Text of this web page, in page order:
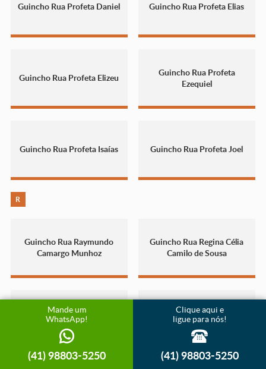
Guincho Rua Profeta Daniel Guincho Rua Profeta Elias
Guincho Rua Profeta Elizeu
Guincho Rua Profeta
Ezequiel
Guincho Rua Profeta Isaías Guincho Rua Profeta Joel
R
Guincho Rua Raymundo
Camargo Munhoz
Guincho Rua Regina Célia
Camilo de Sousa
Guincho Rua René Ribeiro
Teixeira
Guincho Rua Reynaldo
Contin
Mande um
WhatsApp!
(41) 98803-5250
Clique aqui e
ligue para nós!
(41) 98803-5250